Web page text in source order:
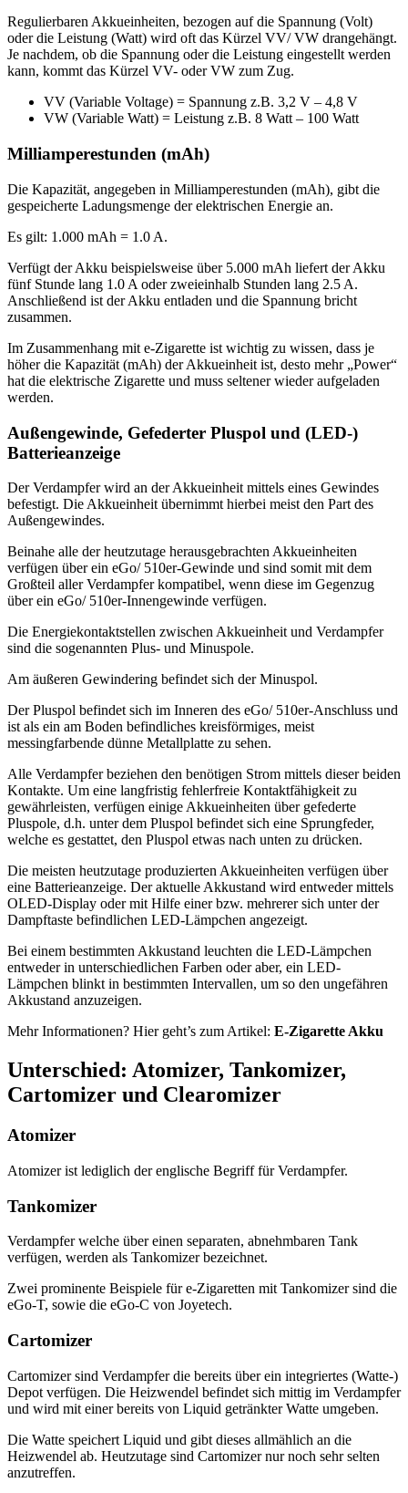
Regulierbaren Akkueinheiten, bezogen auf die Spannung (Volt)
oder die Leistung (Watt) wird oft das Kürzel VV/ VW drangehängt.
Je nachdem, ob die Spannung oder die Leistung eingestellt werden
kann, kommt das Kürzel VV- oder VW zum Zug.
VV (Variable Voltage) = Spannung z.B. 3,2 V – 4,8 V
VW (Variable Watt) = Leistung z.B. 8 Watt – 100 Watt
Milliamperestunden (mAh)
Die Kapazität, angegeben in Milliamperestunden (mAh), gibt die
gespeicherte Ladungsmenge der elektrischen Energie an.
Es gilt: 1.000 mAh = 1.0 A.
Verfügt der Akku beispielsweise über 5.000 mAh liefert der Akku
fünf Stunde lang 1.0 A oder zweieinhalb Stunden lang 2.5 A.
Anschließend ist der Akku entladen und die Spannung bricht
zusammen.
Im Zusammenhang mit e-Zigarette ist wichtig zu wissen, dass je
höher die Kapazität (mAh) der Akkueinheit ist, desto mehr „Power“
hat die elektrische Zigarette und muss seltener wieder aufgeladen
werden.
Außengewinde, Gefederter Pluspol und (LED-)
Batterieanzeige
Der Verdampfer wird an der Akkueinheit mittels eines Gewindes
befestigt. Die Akkueinheit übernimmt hierbei meist den Part des
Außengewindes.
Beinahe alle der heutzutage herausgebrachten Akkueinheiten
verfügen über ein eGo/ 510er-Gewinde und sind somit mit dem
Großteil aller Verdampfer kompatibel, wenn diese im Gegenzug
über ein eGo/ 510er-Innengewinde verfügen.
Die Energiekontaktstellen zwischen Akkueinheit und Verdampfer
sind die sogenannten Plus- und Minuspole.
Am äußeren Gewindering befindet sich der Minuspol.
Der Pluspol befindet sich im Inneren des eGo/ 510er-Anschluss und
ist als ein am Boden befindliches kreisförmiges, meist
messingfarbende dünne Metallplatte zu sehen.
Alle Verdampfer beziehen den benötigen Strom mittels dieser beiden
Kontakte. Um eine langfristig fehlerfreie Kontaktfähigkeit zu
gewährleisten, verfügen einige Akkueinheiten über gefederte
Pluspole, d.h. unter dem Pluspol befindet sich eine Sprungfeder,
welche es gestattet, den Pluspol etwas nach unten zu drücken.
Die meisten heutzutage produzierten Akkueinheiten verfügen über
eine Batterieanzeige. Der aktuelle Akkustand wird entweder mittels
OLED-Display oder mit Hilfe einer bzw. mehrerer sich unter der
Dampftaste befindlichen LED-Lämpchen angezeigt.
Bei einem bestimmten Akkustand leuchten die LED-Lämpchen
entweder in unterschiedlichen Farben oder aber, ein LED-
Lämpchen blinkt in bestimmten Intervallen, um so den ungefähren
Akkustand anzuzeigen.
Mehr Informationen? Hier geht’s zum Artikel: E-Zigarette Akku
Unterschied: Atomizer, Tankomizer,
Cartomizer und Clearomizer
Atomizer
Atomizer ist lediglich der englische Begriff für Verdampfer.
Tankomizer
Verdampfer welche über einen separaten, abnehmbaren Tank
verfügen, werden als Tankomizer bezeichnet.
Zwei prominente Beispiele für e-Zigaretten mit Tankomizer sind die
eGo-T, sowie die eGo-C von Joyetech.
Cartomizer
Cartomizer sind Verdampfer die bereits über ein integriertes (Watte-)
Depot verfügen. Die Heizwendel befindet sich mittig im Verdampfer
und wird mit einer bereits von Liquid getränkter Watte umgeben.
Die Watte speichert Liquid und gibt dieses allmählich an die
Heizwendel ab. Heutzutage sind Cartomizer nur noch sehr selten
anzutreffen.